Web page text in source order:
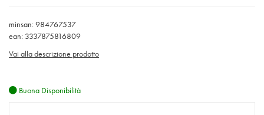
minsan: 984767537
ean: 3337875816809
Vai alla descrizione prodotto
Buona Disponibilità